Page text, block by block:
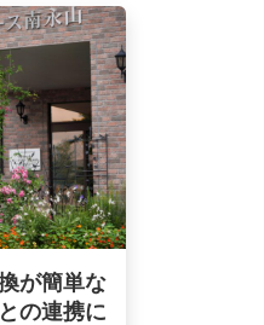
が簡単な
の連携に